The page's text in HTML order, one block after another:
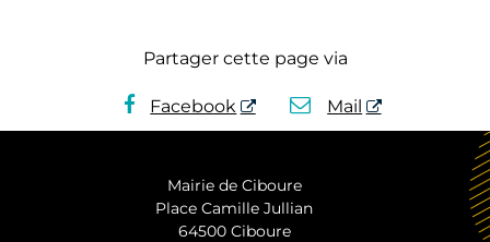
Partager cette page via
Facebook Mail
Mairie de Ciboure
Place Camille Jullian
64500 Ciboure